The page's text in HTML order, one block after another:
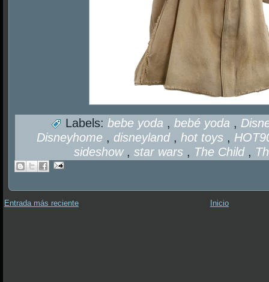
Labels:bebe yoda ,bebé yoda ,
Disneyhome , disneyland , hot toys ,
sideshow ,star wars , The Child ,
Entrada más reciente Inicio